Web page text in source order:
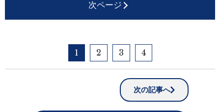
次ページ
1 2 3 4
次の記事へ